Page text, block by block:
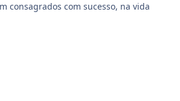
consagrados com sucesso, na vida